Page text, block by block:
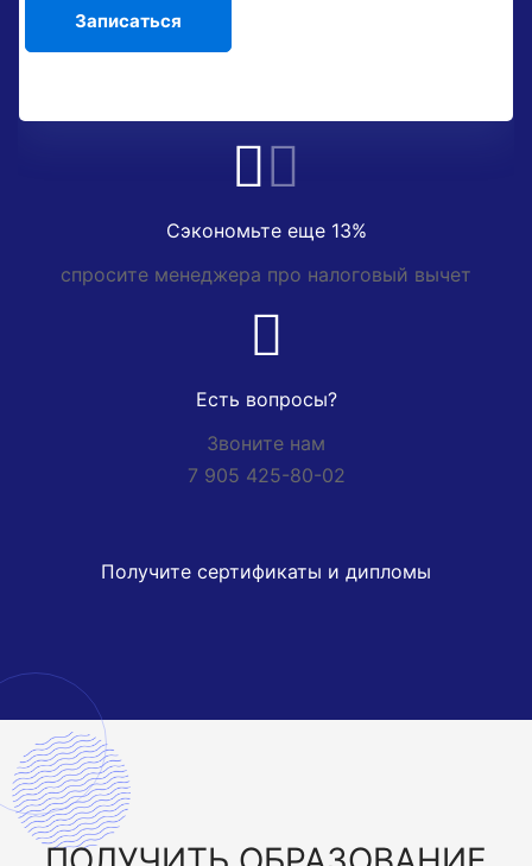
Сэкономьте еще 13%
спросите менеджера про налоговый вычет
Есть вопросы?
Звоните нам
7 905 425-80-02
Получите сертификаты и дипломы